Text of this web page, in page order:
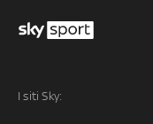
I siti Sky: